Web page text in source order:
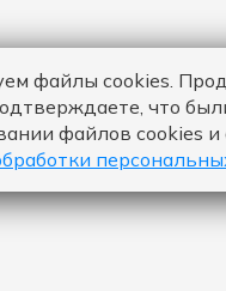
файлы cookies.
что
файлов cookies